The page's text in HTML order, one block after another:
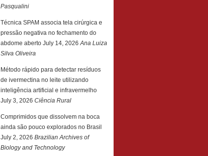
Pasqualini
Técnica SPAM associa tela cirúrgica e
pressão negativa no fechamento do
abdome aberto July 14, 2026 Ana Luiza
Silva Oliveira
Método rápido para detectar resíduos
de ivermectina no leite utilizando
inteligência artificial e infravermelho
July 3, 2026 Ciência Rural
Comprimidos que dissolvem na boca
ainda são pouco explorados no Brasil
July 2, 2026 Brazilian Archives of
Biology and Technology